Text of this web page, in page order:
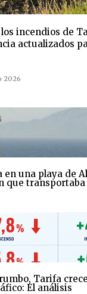
incendios de
actualizados
2026
una playa de
que
Tarifa
El análisis